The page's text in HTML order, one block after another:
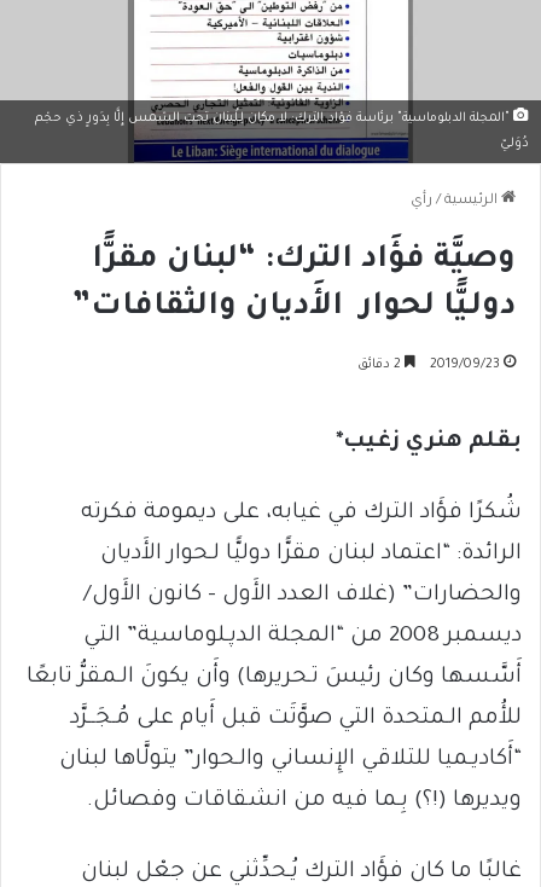
"المجلة الدبلوماسية" برئاسة فؤاد الترك: لا مكان لِــلُـبنان تحت الشمس إِلَّا بِدَورٍ ذي حجْم
دُوَلـيّ
الرئيسية / رأي
وصيَّة فؤَاد الترك: “لبنان مقرًّا
دولـيًّا لحوار الأَديان والثقافات”
2019/09/23
بقلم هنري زغيب*
شُكرًا فؤَاد الترك في غيابه، على ديمومة فكرته
الرائدة: “اعتماد لبنان مقرًّا دوليًّا لـحوار الأَديان
والحضارات” (غلاف العدد الأَول – كانون الأَول/
ديسمبر 2008 من “المجلة الدﭘـلوماسية” التي
أَسَّسها وكان رئيسَ تـحريرها) وأَن يكونَ الـمقرُّ تابعًا
للأُمم الـمتحدة التي صوَّتَت قبل أَيام على مُـجَــرَّد
“أَكاديـميا للتلاقي الإِنساني والـحوار” يتولَّاها لبنان
ويديرها (!؟) بِـما فيه من انشقاقات وفصائل.
غالبًا ما كان فؤَاد الترك يُـحدِّثني عن جعْل لبنان